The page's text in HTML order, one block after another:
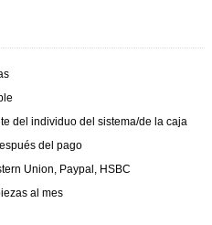
del individuo del sistema/de la caja
del pago
Union, Paypal, HSBC
al mes